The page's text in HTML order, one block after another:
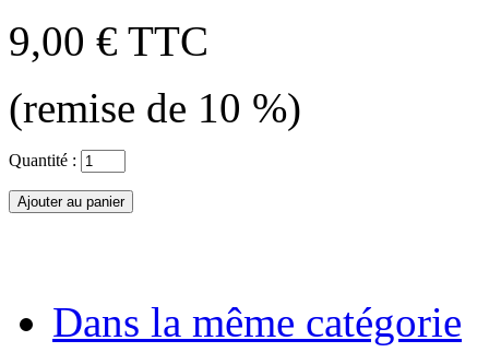
9,00 € TTC
(remise de 10 %)
Quantité :
Dans la même catégorie